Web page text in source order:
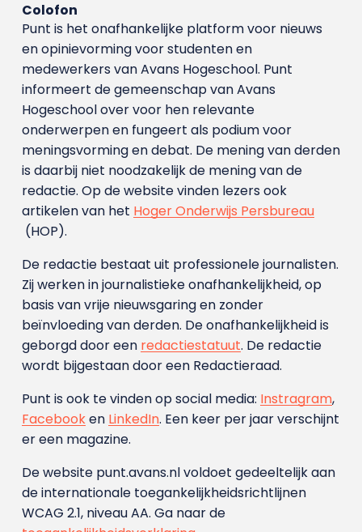
Colofon
Punt is het onafhankelijke platform voor nieuws
en opinievorming voor studenten en
medewerkers van Avans Hoge­school. Punt
informeert de gemeenschap van Avans
Hogeschool over voor hen relevante
onderwerpen en fungeert als podium voor
meningsvorming en debat. De mening van derden
is daarbij niet noodzakelijk de mening van de
redactie. Op de website vinden lezers ook
artikelen van het Hoger Onderwijs Persbureau
(HOP).
De redactie bestaat uit professionele journalisten.
Zij werken in journalistieke onafhankelijkheid, op
basis van vrije nieuwsgaring en zonder
beïnvloeding van derden. De onafhankelijkheid is
geborgd door een redactiestatuut. De redactie
wordt bijgestaan door een Redactieraad.
Punt is ook te vinden op social media: Instragram,
Facebooken LinkedIn. Een keer per jaar verschijnt
er een magazine.
De website punt.avans.nl voldoet gedeeltelijk aan
de internationale toegankelijkheidsrichtlijnen
WCAG 2.1, niveau AA. Ga naar de